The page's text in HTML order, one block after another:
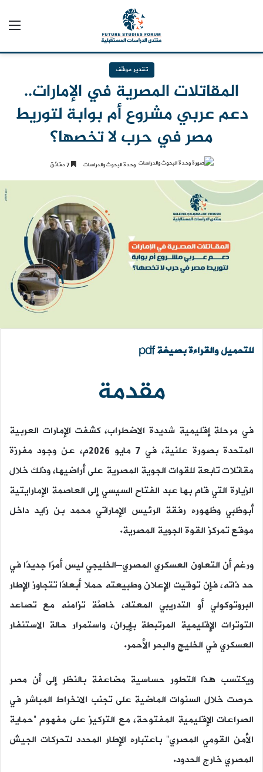
تقدير موقف
المقاتلات المصرية في الإمارات..
دعم عربي مشروع أم بوابة لتوريط
مصر في حرب لا تخصها؟
وحدة البحوث والدراسات
للتحميل والقراءة بصيغة pdf
مقدمة
في مرحلة إقليمية شديدة الاضطراب، كشفت الإمارات العربية
المتحدة بصورة علنية، في 7 مايو 2026م، عن وجود مفرزة
مقاتلات تابعة للقوات الجوية المصرية على أراضيها، وذلك خلال
الزيارة التي قام بها عبد الفتاح السيسي إلى العاصمة الإمارايتية
أبوظبي وظهوره رفقة الرئيس الإماراتي محمد بن زايد داخل
موقع تمركز القوة الجوية المصرية.
ورغم أن التعاون العسكري المصري–الخليجي ليس أمرًا جديدًا في
حد ذاته، فإن توقيت الإعلان وطبيعته حملا أبعادًا تتجاوز الإطار
البروتوكولي أو التدريبي المعتاد، خاصَّة تزامنه مع تصاعد
التوترات الإقليمية المرتبطة بإيران، واستمرار حالة الاستنفار
العسكري في الخليج والبحر الأحمر.
ويكتسب هذا التطور حساسية مضاعفة بالنظر إلى أن مصر
حرصت خلال السنوات الماضية على تجنب الانخراط المباشر في
الصراعات الإقليمية المفتوحة، مع التركيز على مفهوم “حماية
الأمن القومي المصري” باعتباره الإطار المحدد لتحركات الجيش
المصري خارج الحدود.